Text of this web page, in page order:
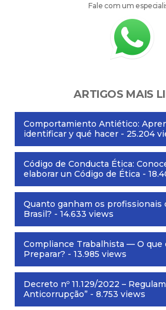
Fale com um
ARTIGOS MAIS
Comportamiento Antiético:
identificar y qué hacer - 25.204
Código de Conducta Ética:
elaborar un Código de Ética -
Quanto ganham os profissionais
Brasil? - 14.633 views
Compliance Trabalhista — O que
Preparar? - 13.985 views
Decreto nº 11.129/2022 –
Anticorrupção” - 8.753 views